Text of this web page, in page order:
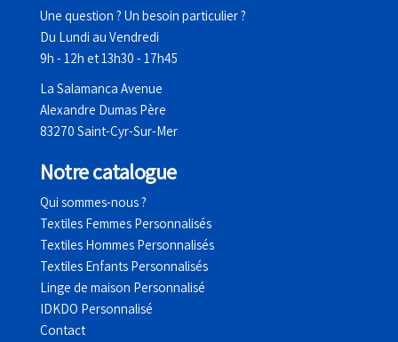
Une question ? Un besoin particulier ?
Du Lundi au Vendredi
9h - 12h et 13h30 - 17h45
La Salamanca Avenue
Alexandre Dumas Père
83270 Saint-Cyr-Sur-Mer
Notre catalogue
Qui sommes-nous ?
Textiles Femmes Personnalisés
Textiles Hommes Personnalisés
Textiles Enfants Personnalisés
Linge de maison Personnalisé
IDKDO Personnalisé
Contact